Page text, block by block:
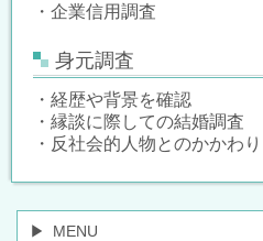
・企業信用調査
身元調査
・経歴や背景を確認
・縁談に際しての結婚調査
・反社会的人物とのかかわり
MENU